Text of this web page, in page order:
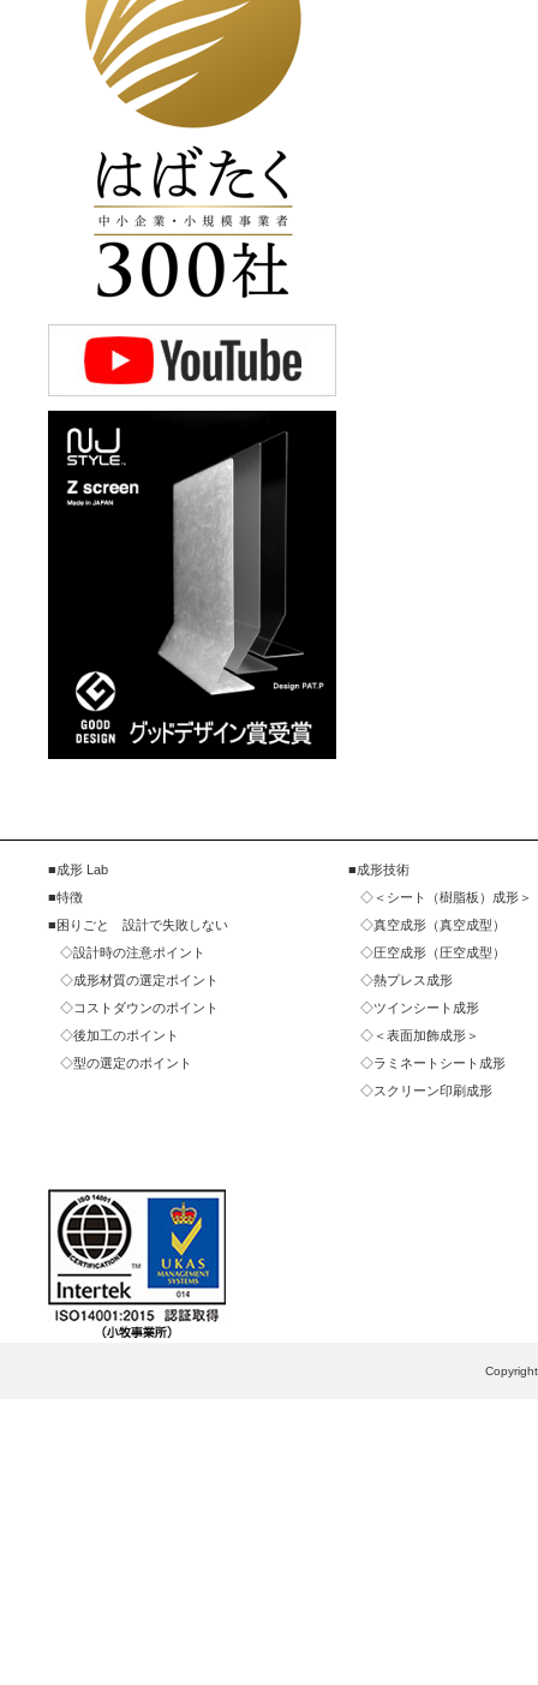
成形 Lab
特徴
困りごと 設計で失敗しない
設計時の注意ポイント
成形材質の選定ポイント
コストダウンのポイント
後加工のポイント
型の選定のポイント
成形技術
＜シート（樹脂板）成形＞
真空成形（真空成型）
圧空成形（圧空成型）
熱プレス成形
ツインシート成形
＜表面加飾成形＞
ラミネートシート成形
スクリーン印刷成形